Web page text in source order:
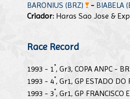
BARONIUS (BRZ)
- BIABELA
Criador: Haras Sao Jose &
Race Record
1993 - 1°, Gr3, COPA ANPC -
1993 - 4°, Gr1, GP ESTADO
1993 - 3°, Gr1, GP FRANCISCO